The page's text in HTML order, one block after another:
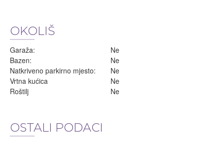
OKOLIŠ
Garaža:
Ne
Bazen:
Ne
Natkriveno parkirno mjesto:
Ne
Vrtna kućica
Ne
Roštilj
Ne
OSTALI PODACI